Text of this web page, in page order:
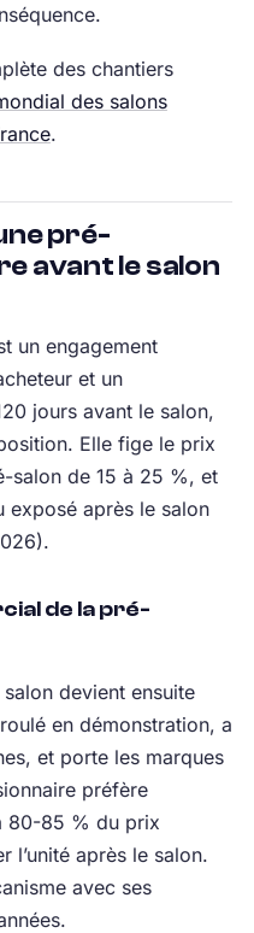
des chantiers
des salons
.
pré-
avant le salon
un engagement
et un
jours avant le salon,
Elle fige le prix
salon de 15 à 25 %, et
exposé après le salon
de la pré-
devient ensuite
en démonstration, a
et porte les marques
préfère
80-85 % du prix
l’unité après le salon.
avec ses